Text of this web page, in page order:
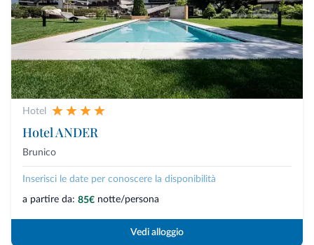
Hotel
Hotel ANDER
Brunico
Inserisci le date per conoscere la disponibilità
a partire da: 85€ notte/persona
Vedi alloggio